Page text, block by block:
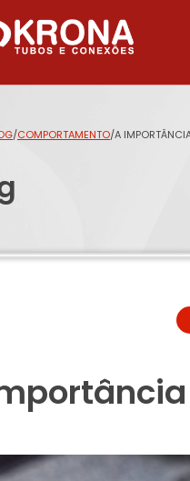
/COMPORTAMENTO/A